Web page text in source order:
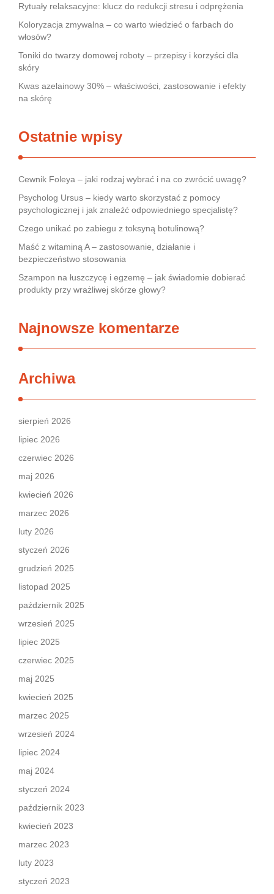
Rytuały relaksacyjne: klucz do redukcji stresu i odprężenia
Koloryzacja zmywalna – co warto wiedzieć o farbach do
włosów?
Toniki do twarzy domowej roboty – przepisy i korzyści dla
skóry
Kwas azelainowy 30% – właściwości, zastosowanie i efekty
na skórę
Ostatnie wpisy
Cewnik Foleya – jaki rodzaj wybrać i na co zwrócić uwagę?
Psycholog Ursus – kiedy warto skorzystać z pomocy
psychologicznej i jak znaleźć odpowiedniego specjalistę?
Czego unikać po zabiegu z toksyną botulinową?
Maść z witaminą A – zastosowanie, działanie i
bezpieczeństwo stosowania
Szampon na łuszczycę i egzemę – jak świadomie dobierać
produkty przy wrażliwej skórze głowy?
Najnowsze komentarze
Archiwa
sierpień 2026
lipiec 2026
czerwiec 2026
maj 2026
kwiecień 2026
marzec 2026
luty 2026
styczeń 2026
grudzień 2025
listopad 2025
październik 2025
wrzesień 2025
lipiec 2025
czerwiec 2025
maj 2025
kwiecień 2025
marzec 2025
wrzesień 2024
lipiec 2024
maj 2024
styczeń 2024
październik 2023
kwiecień 2023
marzec 2023
luty 2023
styczeń 2023